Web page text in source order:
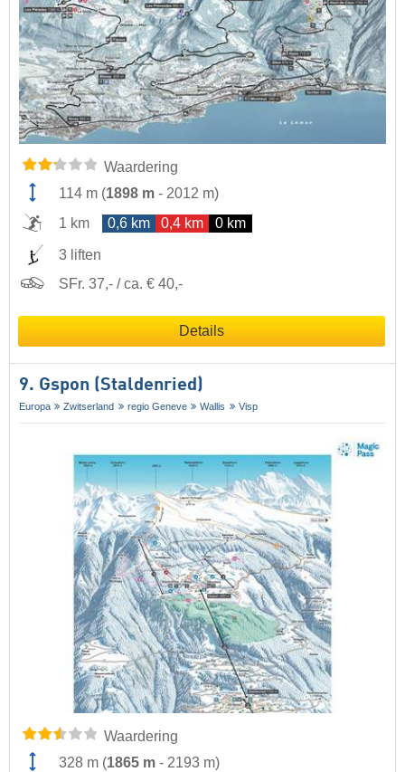
Waardering
114 m (1898 m - 2012 m)
1 km
0,6 km 0,4 km 0 km
3 liften
SFr. 37,- / ca. € 40,-
Details
9. Gspon (Staldenried)
Europa Zwitserland regio Geneve Wallis Visp
Waardering
328 m (1865 m - 2193 m)